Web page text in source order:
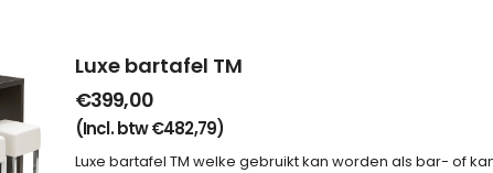
Luxe bartafel TM
€399,00
(Incl. btw€482,79)
Luxe bartafel TM welke gebruikt kan worden als bar- of